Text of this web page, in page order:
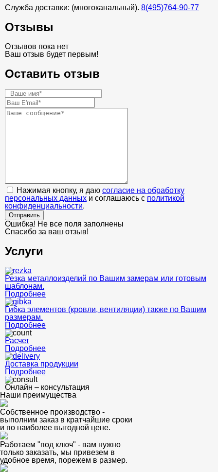
Служба доставки: (многоканальный). 8(495)764-90-77
Отзывы
Отзывов пока нет
Ваш отзыв будет первым!
Оставить отзыв
Нажимая кнопку, я даю согласие на обработку
персональных данных и соглашаюсь с политикой
конфиденциальности.
Отправить
Ошибка! Не все поля заполнены
Спасибо за ваш отзыв!
Услуги
Резка металлоизделий по Вашим замерам или готовым
шаблонам.
Подробнее
Гибка элементов (кровли, вентиляции) также по Вашим
размерам.
Подробнее
Расчет
Подробнее
Доставка продукции
Подробнее
Онлайн – консультация
Наши преимущества
Собственное производство -
выполним заказ в кратчайшие сроки
и по наиболее выгодной цене.
Работаем "под ключ" - вам нужно
только заказать, мы привезем в
удобное время, порежем в размер.